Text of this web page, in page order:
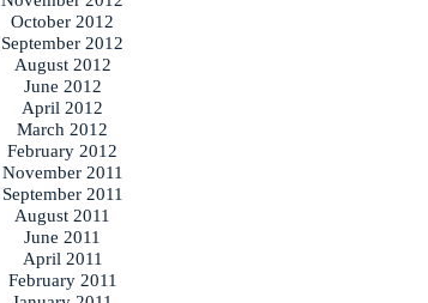
October 2012
September 2012
August 2012
June 2012
April 2012
March 2012
February 2012
November 2011
September 2011
August 2011
June 2011
April 2011
February 2011